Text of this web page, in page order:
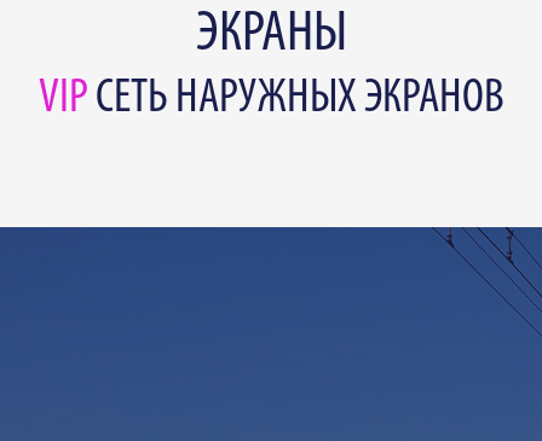
ЭКРАНЫ
VIP СЕТЬ НАРУЖНЫХ ЭКРАНОВ